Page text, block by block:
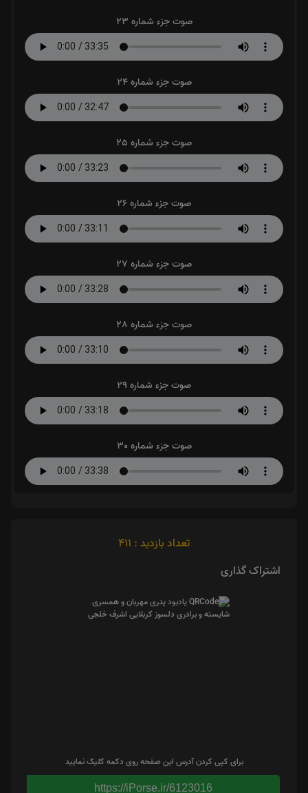
صوت جزء شماره 23
صوت جزء شماره 24
صوت جزء شماره 25
صوت جزء شماره 26
صوت جزء شماره 27
صوت جزء شماره 28
صوت جزء شماره 29
صوت جزء شماره 30
تعداد بازدید : 411
اشتراک گذاری
برای کپی کردن آدرس این صفحه روی دکمه کلیک نمایید
https://iPorse.ir/6123016